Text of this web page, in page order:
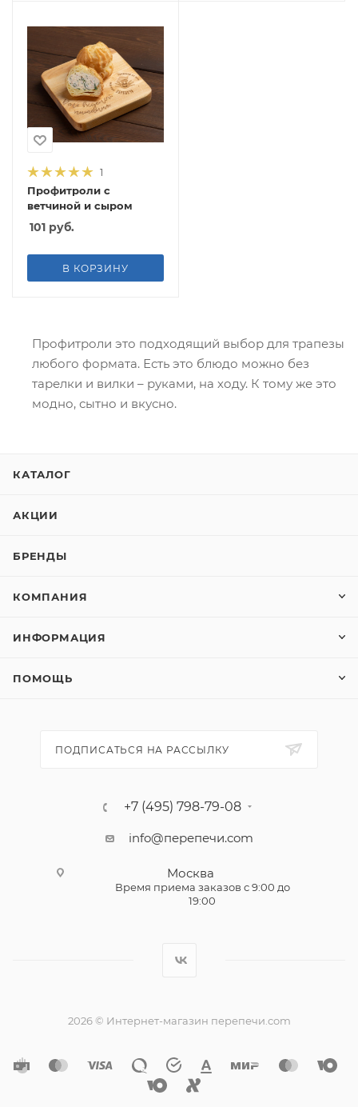
1
Профитроли с
ветчиной и сыром
101 руб.
В КОРЗИНУ
Профитроли это подходящий выбор для трапезы
любого формата. Есть это блюдо можно без
тарелки и вилки – руками, на ходу. К тому же это
модно, сытно и вкусно.
КАТАЛОГ
АКЦИИ
БРЕНДЫ
КОМПАНИЯ
ИНФОРМАЦИЯ
ПОМОЩЬ
ПОДПИСАТЬСЯ НА РАССЫЛКУ
+7 (495) 798-79-08
info@перепечи.com
Москва
Время приема заказов с 9:00 до
19:00
2026 © Интернет-магазин перепечи.com